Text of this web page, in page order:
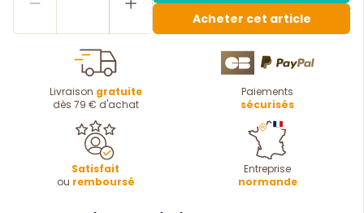
Acheter cet article
Livraison gratuite
dès 79 € d'achat
Paiements
sécurisés
Satisfait
ou remboursé
Entreprise
normande